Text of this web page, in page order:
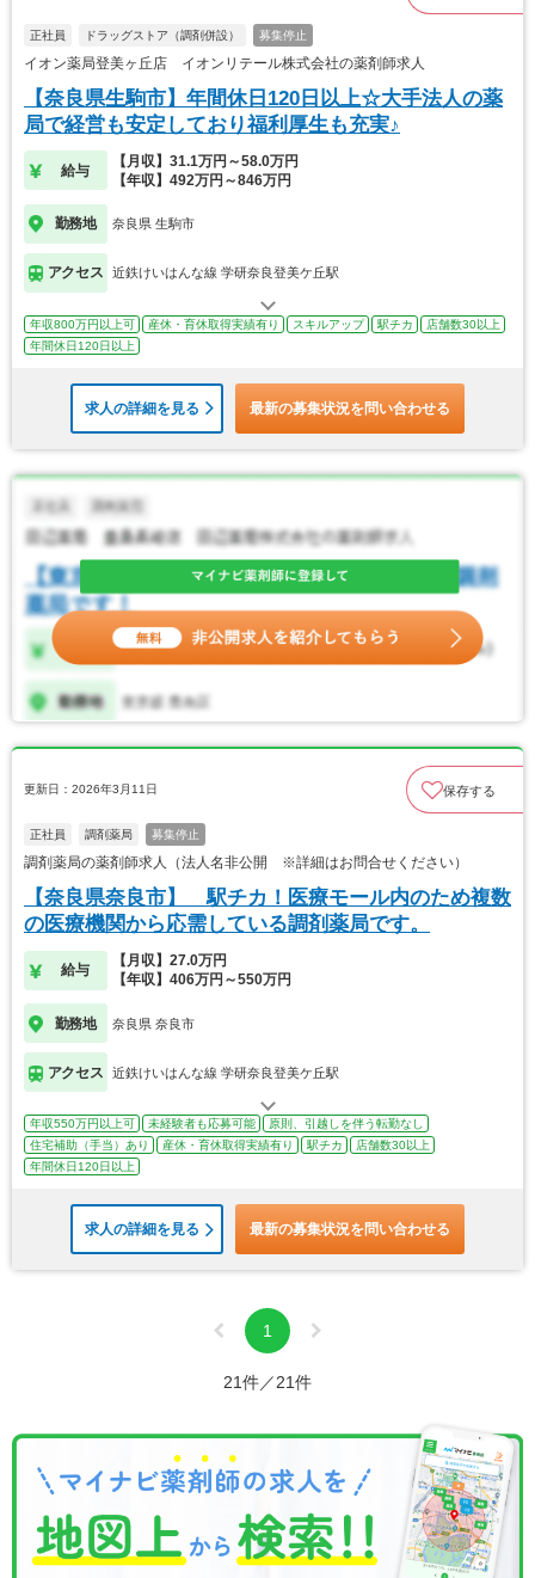
正社員 ドラッグストア（調剤併設） 募集停止
イオン薬局登美ヶ丘店 イオンリテール株式会社の薬剤師求人
【奈良県生駒市】年間休日120日以上☆大手法人の薬
局で経営も安定しており福利厚生も充実♪
給与
【月収】31.1万円～58.0万円
【年収】492万円～846万円
勤務地 奈良県 生駒市
アクセス 近鉄けいはんな線 学研奈良登美ケ丘駅
年収800万円以上可 産休・育休取得実績有り スキルアップ 駅チカ
店舗数30以上
年間休日120日以上
求人の詳細を見る 最新の募集状況を問い合わせる
更新日：2026年3月11日 保存する
正社員 調剤薬局 募集停止
調剤薬局の薬剤師求人（法人名非公開 ※詳細はお問合せください）
【奈良県奈良市】 駅チカ！医療モール内のため複数
の医療機関から応需している調剤薬局です。
給与
【月収】27.0万円
【年収】406万円～550万円
勤務地 奈良県 奈良市
アクセス 近鉄けいはんな線 学研奈良登美ケ丘駅
年収550万円以上可 未経験者も応募可能
原則、引越しを伴う転勤なし
住宅補助（手当）あり
産休・育休取得実績有り 駅チカ
店舗数30以上
年間休日120日以上
求人の詳細を見る 最新の募集状況を問い合わせる
1
21件／21件